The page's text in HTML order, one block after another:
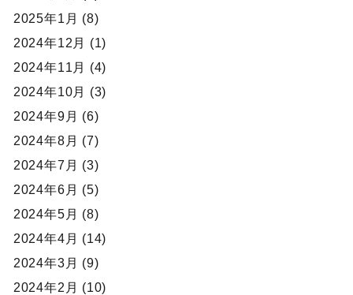
2025年1月 (8)
2024年12月 (1)
2024年11月 (4)
2024年10月 (3)
2024年9月 (6)
2024年8月 (7)
2024年7月 (3)
2024年6月 (5)
2024年5月 (8)
2024年4月 (14)
2024年3月 (9)
2024年2月 (10)